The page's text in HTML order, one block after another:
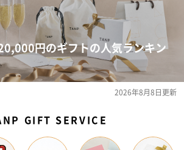
円のギフトの人気ランキン
2026年8月8日更新
GIFT SERVICE